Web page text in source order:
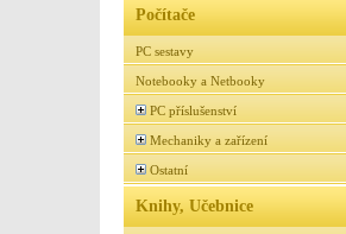
Počítače
PC sestavy
Notebooky a Netbooky
PC příslušenství
Mechaniky a zařízení
Ostatní
Knihy, Učebnice